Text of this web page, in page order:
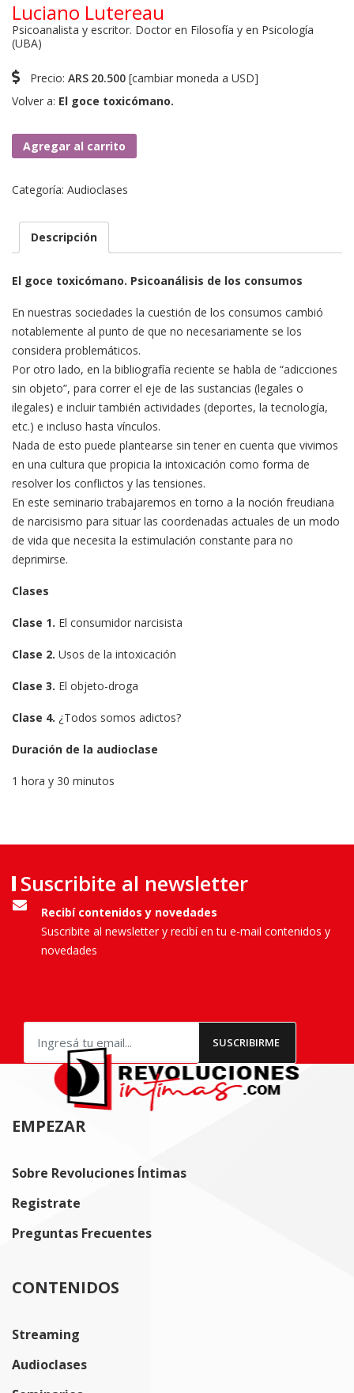
Luciano Lutereau
Psicoanalista y escritor. Doctor en Filosofía y en Psicología
(UBA)
Precio: ARS 20.500 [cambiar moneda a USD]
Volver a: El goce toxicómano.
¿Todos
somos
cantidad
Agregar al carrito
Categoría: Audioclases
Descripción
El goce toxicómano. Psicoanálisis de los consumos
En nuestras sociedades la cuestión de los consumos cambió
notablemente al punto de que no necesariamente se los
considera problemáticos.
Por otro lado, en la bibliografía reciente se habla de “adicciones
sin objeto”, para correr el eje de las sustancias (legales o
ilegales) e incluir también actividades (deportes, la tecnología,
etc.) e incluso hasta vínculos.
Nada de esto puede plantearse sin tener en cuenta que vivimos
en una cultura que propicia la intoxicación como forma de
resolver los conflictos y las tensiones.
En este seminario trabajaremos en torno a la noción freudiana
de narcisismo para situar las coordenadas actuales de un modo
de vida que necesita la estimulación constante para no
deprimirse.
Clases
Clase 1. El consumidor narcisista
Clase 2. Usos de la intoxicación
Clase 3. El objeto-droga
Clase 4. ¿Todos somos adictos?
Duración de la audioclase
1 hora y 30 minutos
Suscribite al newsletter
Recibí contenidos y novedades
Suscribite al newsletter y recibí en tu e-mail contenidos y
novedades
EMPEZAR
Sobre Revoluciones Íntimas
Registrate
Preguntas Frecuentes
CONTENIDOS
Streaming
Audioclases